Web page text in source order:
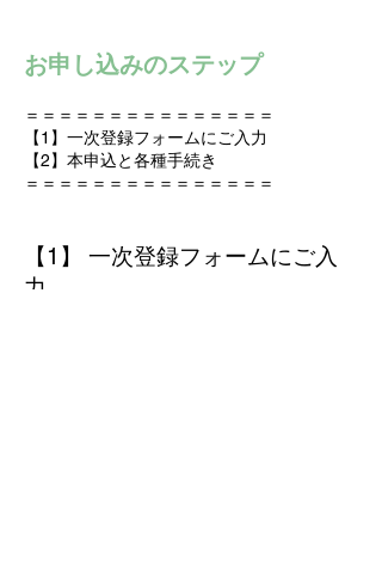
お申し込みのステップ
＝＝＝＝＝＝＝＝＝＝＝＝＝＝＝
【1】一次登録フォームにご入力
【2】本申込と各種手続き
＝＝＝＝＝＝＝＝＝＝＝＝＝＝＝
【1】 一次登録フォームにご入
力